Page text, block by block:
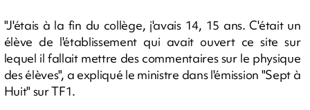
"J'étais à la fin du collège, j'avais 14, 15 ans. C'était un
élève de l'établissement qui avait ouvert ce site sur
lequel il fallait mettre des commentaires sur le physique
des élèves", a expliqué le ministre dans l'émission "Sept à
Huit" sur TF1.